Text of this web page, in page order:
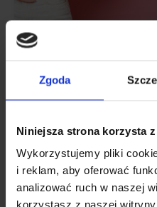
Zgoda
Niniejsza strona korzysta
Wykorzystujemy pliki
i reklam, aby oferować
analizować ruch w naszej
korzystasz z naszej
ZDROWIE
Najlepsze
drażliwego. Przegląd
Poznaj najlepsze suplementy
jak wspierać zdrowie jelit